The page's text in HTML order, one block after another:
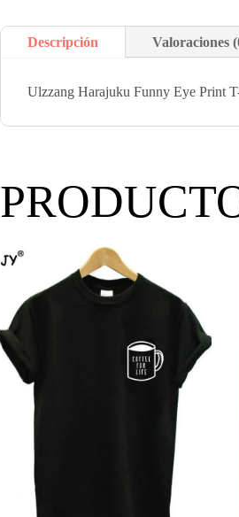
Descripción Valoraciones
Ulzzang Harajuku Funny Eye Print